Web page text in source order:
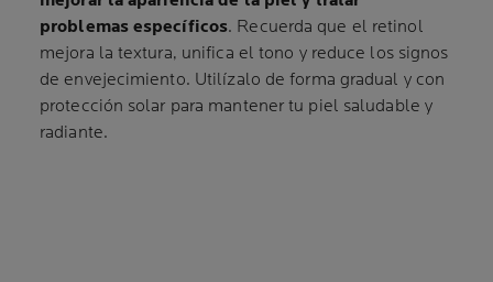
problemas específicos. Recuerda que el retinol
mejora la textura, unifica el tono y reduce los signos
de envejecimiento. Utilízalo de forma gradual y con
protección solar para mantener tu piel saludable y
radiante.